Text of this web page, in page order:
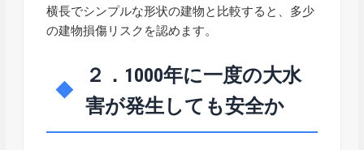
横長でシンプルな形状の建物と比較すると、多少
の建物損傷リスクを認めます。
２．1000年に一度の大水
害が発生しても安全か